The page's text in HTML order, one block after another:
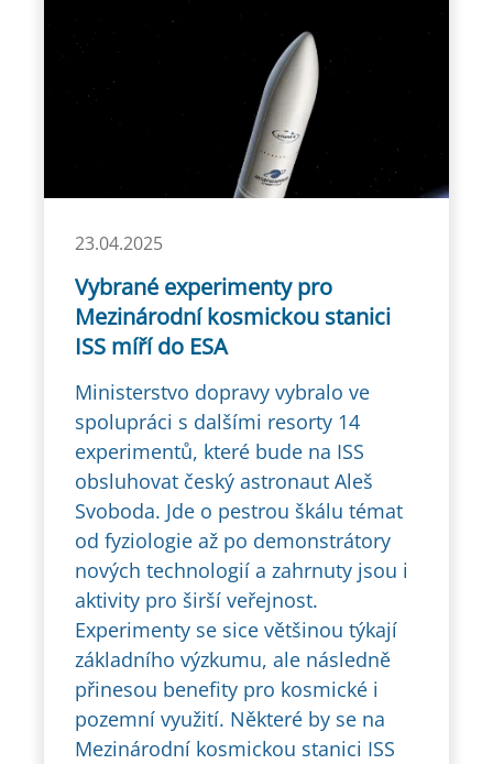
23.04.2025
Vybrané experimenty pro
Mezinárodní kosmickou stanici
ISS míří do ESA
Ministerstvo dopravy vybralo ve
spolupráci s dalšími resorty 14
experimentů, které bude na ISS
obsluhovat český astronaut Aleš
Svoboda. Jde o pestrou škálu témat
od fyziologie až po demonstrátory
nových technologií a zahrnuty jsou i
aktivity pro širší veřejnost.
Experimenty se sice většinou týkají
základního výzkumu, ale následně
přinesou benefity pro kosmické i
pozemní využití. Některé by se na
Mezinárodní kosmickou stanici ISS